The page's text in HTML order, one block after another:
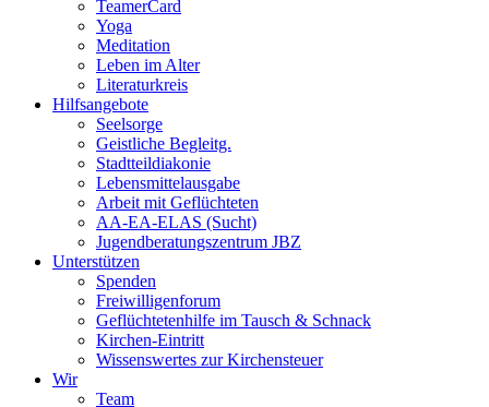
TeamerCard
Yoga
Meditation
Leben im Alter
Literaturkreis
Hilfsangebote
Seelsorge
Geistliche Begleitg.
Stadtteildiakonie
Lebensmittelausgabe
Arbeit mit Geflüchteten
AA-EA-ELAS (Sucht)
Jugendberatungs­zentrum JBZ
Unterstützen
Spenden
Freiwilligenforum
Geflüchtetenhilfe im Tausch & Schnack
Kirchen-Eintritt
Wissenswertes zur Kirchensteuer
Wir
Team